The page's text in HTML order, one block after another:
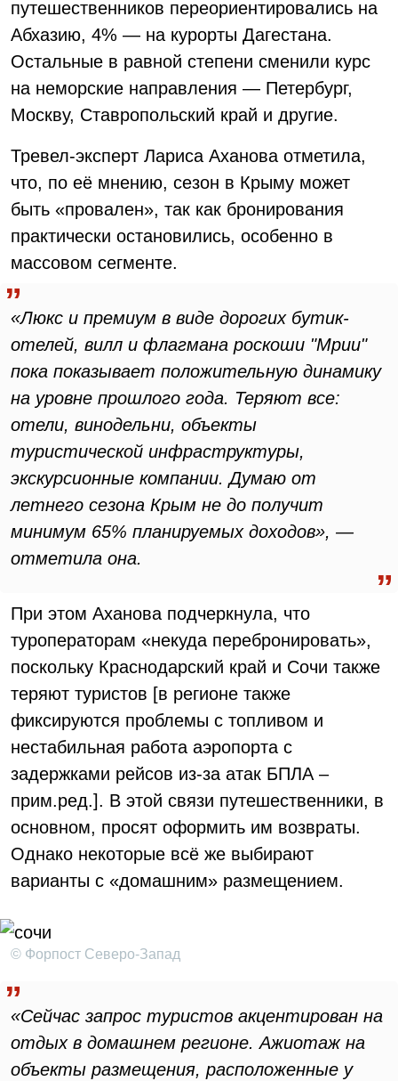
путешественников переориентировались на
Абхазию, 4% — на курорты Дагестана.
Остальные в равной степени сменили курс
на неморские направления — Петербург,
Москву, Ставропольский край и другие.
Тревел-эксперт Лариса Аханова отметила,
что, по её мнению, сезон в Крыму может
быть «провален», так как бронирования
практически остановились, особенно в
массовом сегменте.
«Люкс и премиум в виде дорогих бутик-
отелей, вилл и флагмана роскоши "Мрии"
пока показывает положительную динамику
на уровне прошлого года. Теряют все:
отели, винодельни, объекты
туристической инфраструктуры,
экскурсионные компании. Думаю от
летнего сезона Крым не до получит
минимум 65% планируемых доходов», —
отметила она.
При этом Аханова подчеркнула, что
туроператорам «некуда перебронировать»,
поскольку Краснодарский край и Сочи также
теряют туристов [в регионе также
фиксируются проблемы с топливом и
нестабильная работа аэропорта с
задержками рейсов из-за атак БПЛА –
прим.ред.]. В этой связи путешественники, в
основном, просят оформить им возвраты.
Однако некоторые всё же выбирают
варианты с «домашним» размещением.
© Форпост Северо-Запад
«Сейчас запрос туристов акцентирован на
отдых в домашнем регионе. Ажиотаж на
объекты размещения, расположенные у